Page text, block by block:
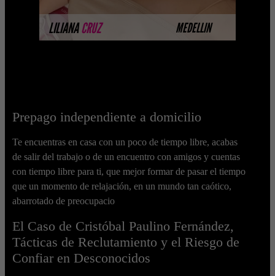
LILIANACRUZ MEDELLIN
MÁS INFORMACIÓN
Prepago independiente a domicilio
Te encuentras en casa con un poco de tiempo libre, acabas
de salir del trabajo o de un encuentro con amigos y cuentas
con tiempo libre para ti, que mejor formar de pasar el tiempo
que un momento de relajación, en un mundo tan caótico,
abarrotado de preocupacio
El Caso de Cristóbal Paulino Fernández,
Tácticas de Reclutamiento y el Riesgo de
Confiar en Desconocidos